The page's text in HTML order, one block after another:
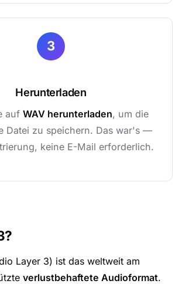
3
Herunterladen
auf WAV herunterladen, um die
Datei zu speichern. Das war's —
keine E-Mail erforderlich.
Layer 3) ist das weltweit am
verlustbehaftete Audioformat.